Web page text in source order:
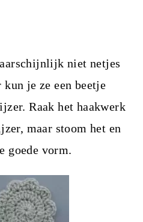
niet netjes
je ze een beetje
Raak het haakwerk
maar stoom het en
goede vorm.